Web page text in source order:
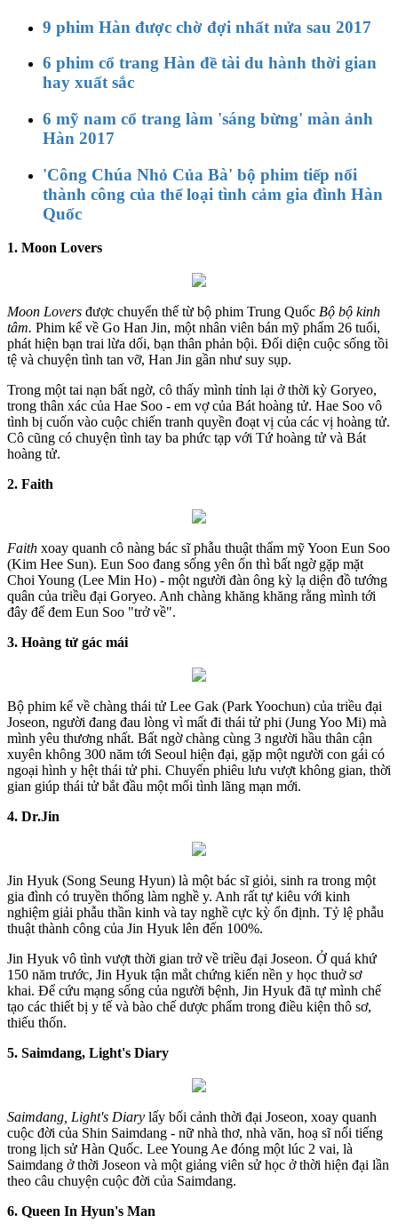
9 phim Hàn được chờ đợi nhất nửa sau 2017
6 phim cổ trang Hàn đề tài du hành thời gian
hay xuất sắc
6 mỹ nam cổ trang làm 'sáng bừng' màn ảnh
Hàn 2017
'Công Chúa Nhỏ Của Bà' bộ phim tiếp nối
thành công của thể loại tình cảm gia đình Hàn
Quốc
1. Moon Lovers
Moon Lovers được chuyển thể từ bộ phim Trung Quốc Bộ bộ kinh
tâm. Phim kể về Go Han Jin, một nhân viên bán mỹ phẩm 26 tuổi,
phát hiện bạn trai lừa dối, bạn thân phản bội. Đối diện cuộc sống tồi
tệ và chuyện tình tan vỡ, Han Jin gần như suy sụp.
Trong một tai nạn bất ngờ, cô thấy mình tỉnh lại ở thời kỳ Goryeo,
trong thân xác của Hae Soo - em vợ của Bát hoàng tử. Hae Soo vô
tình bị cuốn vào cuộc chiến tranh quyền đoạt vị của các vị hoàng tử.
Cô cũng có chuyện tình tay ba phức tạp với Tứ hoàng tử và Bát
hoàng tử.
2. Faith
Faith xoay quanh cô nàng bác sĩ phẫu thuật thẩm mỹ Yoon Eun Soo
(Kim Hee Sun). Eun Soo đang sống yên ổn thì bất ngờ gặp mặt
Choi Young (Lee Min Ho) - một người đàn ông kỳ lạ diện đồ tướng
quân của triều đại Goryeo. Anh chàng khăng khăng rằng mình tới
đây để đem Eun Soo "trở về".
3. Hoàng tử gác mái
Bộ phim kể về chàng thái tử Lee Gak (Park Yoochun) của triều đại
Joseon, người đang đau lòng vì mất đi thái tử phi (Jung Yoo Mi) mà
mình yêu thương nhất. Bất ngờ chàng cùng 3 người hầu thân cận
xuyên không 300 năm tới Seoul hiện đại, gặp một người con gái có
ngoại hình y hệt thái tử phi. Chuyến phiêu lưu vượt không gian, thời
gian giúp thái tử bắt đầu một mối tình lãng mạn mới.
4. Dr.Jin
Jin Hyuk (Song Seung Hyun) là một bác sĩ giỏi, sinh ra trong một
gia đình có truyền thống làm nghề y. Anh rất tự kiêu với kinh
nghiệm giải phẫu thần kinh và tay nghề cực kỳ ổn định. Tỷ lệ phẫu
thuật thành công của Jin Hyuk lên đến 100%.
Jin Hyuk vô tình vượt thời gian trở về triều đại Joseon. Ở quá khứ
150 năm trước, Jin Hyuk tận mắt chứng kiến nền y học thuở sơ
khai. Để cứu mạng sống của người bệnh, Jin Hyuk đã tự mình chế
tạo các thiết bị y tế và bào chế dược phẩm trong điều kiện thô sơ,
thiếu thốn.
5. Saimdang, Light's Diary
Saimdang, Light's Diary lấy bối cảnh thời đại Joseon, xoay quanh
cuộc đời của Shin Saimdang - nữ nhà thơ, nhà văn, hoạ sĩ nổi tiếng
trong lịch sử Hàn Quốc. Lee Young Ae đóng một lúc 2 vai, là
Saimdang ở thời Joseon và một giảng viên sử học ở thời hiện đại lần
theo câu chuyện cuộc đời của Saimdang.
6. Queen In Hyun's Man